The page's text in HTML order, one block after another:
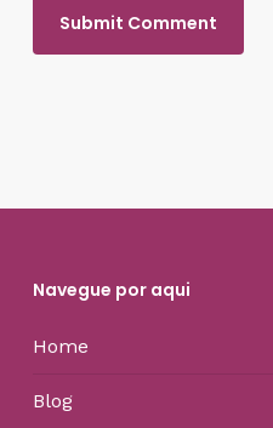
Navegue por aqui
Home
Blog